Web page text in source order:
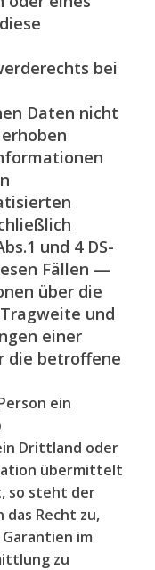
bei
Daten nicht
und 4 DS-
Fällen —
über die
und
einer
die betroffene
ein
Drittland oder
übermittelt
so steht der
Recht zu,
im
zu